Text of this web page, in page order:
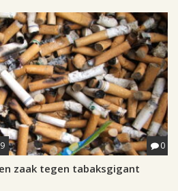
0
zaak tegen tabaksgigant